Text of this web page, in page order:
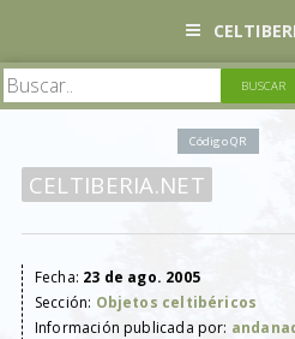
Código QR
CELTIBERIA.NET
Fecha: 23 de ago. 2005
Sección: Objetos celtibéricos
Información publicada por: